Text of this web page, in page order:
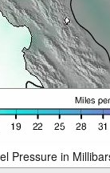
Pressure in